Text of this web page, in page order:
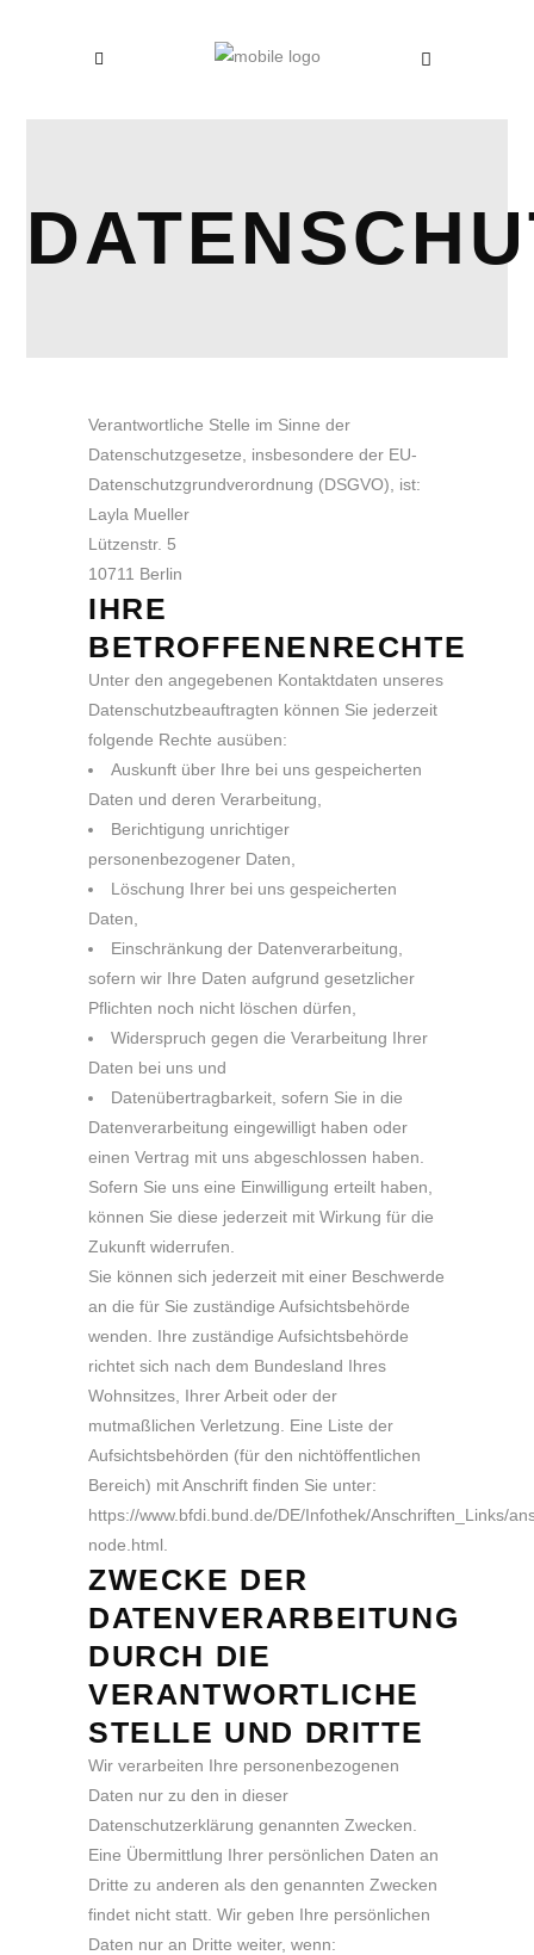
Verantwortliche Stelle im Sinne der
Datenschutzgesetze, insbesondere der EU-
Datenschutzgrundverordnung (DSGVO), ist:
Layla Mueller
Lützenstr. 5
10711 Berlin
IHRE
BETROFFENENRECHTE
Unter den angegebenen Kontaktdaten unseres
Datenschutzbeauftragten können Sie jederzeit
folgende Rechte ausüben:
Auskunft über Ihre bei uns gespeicherten
Daten und deren Verarbeitung,
Berichtigung unrichtiger
personenbezogener Daten,
Löschung Ihrer bei uns gespeicherten
Daten,
Einschränkung der Datenverarbeitung,
sofern wir Ihre Daten aufgrund gesetzlicher
Pflichten noch nicht löschen dürfen,
Widerspruch gegen die Verarbeitung Ihrer
Daten bei uns und
Datenübertragbarkeit, sofern Sie in die
Datenverarbeitung eingewilligt haben oder
einen Vertrag mit uns abgeschlossen haben.
Sofern Sie uns eine Einwilligung erteilt haben,
können Sie diese jederzeit mit Wirkung für die
Zukunft widerrufen.
Sie können sich jederzeit mit einer Beschwerde
an die für Sie zuständige Aufsichtsbehörde
wenden. Ihre zuständige Aufsichtsbehörde
richtet sich nach dem Bundesland Ihres
Wohnsitzes, Ihrer Arbeit oder der
mutmaßlichen Verletzung. Eine Liste der
Aufsichtsbehörden (für den nichtöffentlichen
Bereich) mit Anschrift finden Sie unter:
https://www.bfdi.bund.de/DE/Infothek/Anschriften_Links/
node.html
ZWECKE DER
DATENVERARBEITUNG
DURCH DIE
VERANTWORTLICHE
STELLE UND DRITTE
Wir verarbeiten Ihre personenbezogenen
Daten nur zu den in dieser
Datenschutzerklärung genannten Zwecken.
Eine Übermittlung Ihrer persönlichen Daten an
Dritte zu anderen als den genannten Zwecken
findet nicht statt. Wir geben Ihre persönlichen
Daten nur an Dritte weiter, wenn: